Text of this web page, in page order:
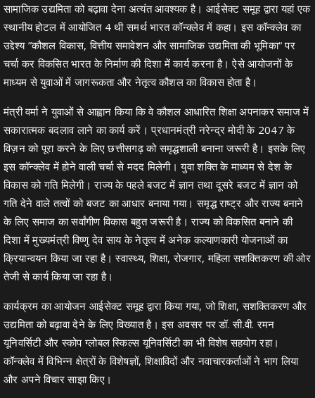
सामाजिक उद्यमिता को बढ़ावा देना अत्यंत आवश्यक है। आईसेक्ट समूह द्वारा यहां एक
स्थानीय होटल में आयोजित 4 थी समर्थ भारत कॉन्क्लेव में कहा। इस कॉन्क्लेव का
उद्देश्य ”कौशल विकास, वित्तीय समावेशन और सामाजिक उद्यमिता की भूमिका“ पर
चर्चा कर विकसित भारत के निर्माण की दिशा में कार्य करना है। ऐसे आयोजनों के
माध्यम से युवाओं में जागरूकता और नेतृत्व कौशल का विकास होता है।
मंत्री वर्मा ने युवाओं से आह्वान किया कि वे कौशल आधारित शिक्षा अपनाकर समाज में
सकारात्मक बदलाव लाने का कार्य करें। प्रधानमंत्री नरेन्द्र मोदी के 2047 के
विज़न को पूरा करने के लिए छत्तीसगढ़ को समृद्धशाली बनाना जरूरी है। इसके लिए
इस कॉन्क्लेव में होने वाली चर्चा से मदद मिलेगी। युवा शक्ति के माध्यम से देश के
विकास को गति मिलेगी। राज्य के पहले बजट में ज्ञान तथा दूसरे बजट में ज्ञान को
गति देने वाले तत्वों को बजट का आधार बनाया गया। समृद्ध राष्ट्र और राज्य बनाने
के लिए समाज का सर्वांगीण विकास बहुत जरूरी है। राज्य को विकसित बनाने की
दिशा में मुख्यमंत्री विष्णु देव साय के नेतृत्व में अनेक कल्याणकारी योजनाओं का
क्रियान्वयन किया जा रहा है। स्वास्थ्य, शिक्षा, रोजगार, महिला सशक्तिकरण की ओर
तेजी से कार्य किया जा रहा है।
कार्यक्रम का आयोजन आईसेक्ट समूह द्वारा किया गया, जो शिक्षा, सशक्तिकरण और
उद्यमिता को बढ़ावा देने के लिए विख्यात है। इस अवसर पर डॉ. सी.वी. रमन
यूनिवर्सिटी और स्कोप ग्लोबल स्किल्स यूनिवर्सिटी का भी विशेष सहयोग रहा।
कॉन्क्लेव में विभिन्न क्षेत्रों के विशेषज्ञों, शिक्षाविदों और नवाचारकर्ताओं ने भाग लिया
और अपने विचार साझा किए।